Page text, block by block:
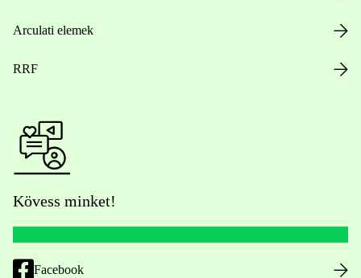
Arculati elemek
RRF
Kövess minket!
Facebook